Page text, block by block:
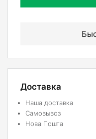
Доставка
Наша доставка
Самовывоз
Нова Пошта